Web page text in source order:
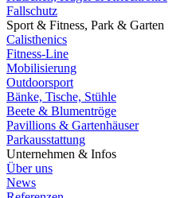
Fallschutz
Sport & Fitness, Park & Garten
Calisthenics
Fitness-Line
Mobilisierung
Outdoorsport
Bänke, Tische, Stühle
Beete & Blumentröge
Pavillions & Gartenhäuser
Parkausstattung
Unternehmen & Infos
Über uns
News